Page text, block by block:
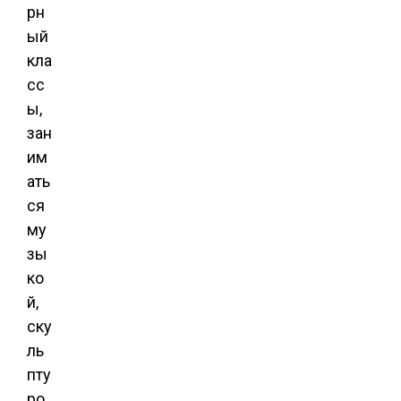
рн
ый
кла
сс
ы,
зан
им
ать
ся
му
зы
ко
й,
ску
ль
пту